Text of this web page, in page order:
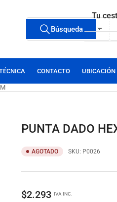
Todas las etiquetas
Buscar
productosBúsqueda
CONTACTO UBICACIÓN
PUNTA DADO
AGOTADO SKU: P0026
Precio
$2.293 IVA INC.
Tu